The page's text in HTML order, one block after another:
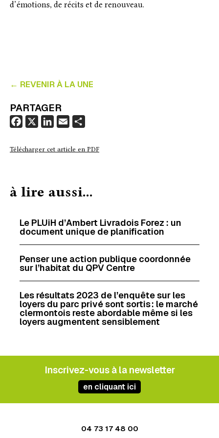
← REVENIR À LA UNE
PARTAGER
c
o
o
n
I
a
r
e
Télécharger cet article en PDF
d’émotions, de récits et de renouveau.
à lire aussi...
Le PLUiH d’Ambert Livradois Forez : un
document unique de planification
Penser une action publique coordonnée
sur l’habitat du QPV Centre
Les résultats 2023 de l’enquête sur les
loyers du parc privé sont sortis : le marché
clermontois reste abordable même si les
loyers augmentent sensiblement
Inscrivez-vous à la newsletter
en cliquant ici
04 73 17 48 00